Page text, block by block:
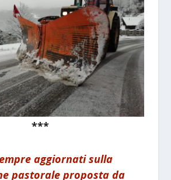
***
aggiornati sulla
pastorale proposta da